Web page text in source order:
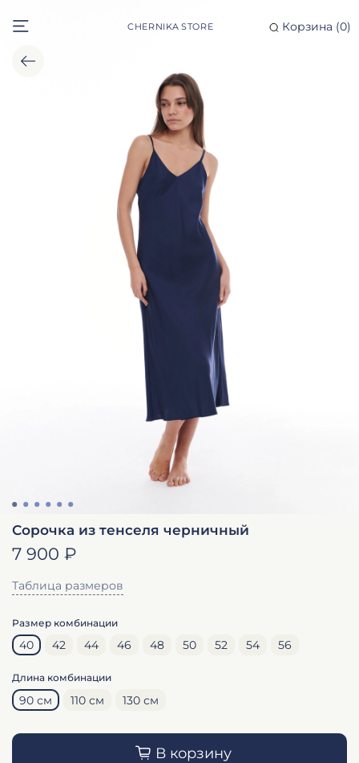
CHERNIKA STORE Корзина (0)
Сорочка из тенселя черничный
7 900 ₽
Таблица размеров
Размер комбинации
40 42 44 46 48 50 52 54 56
Длина комбинации
90 см 110 см 130 см
В корзину